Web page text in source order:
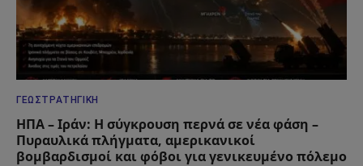
ΓΕΩΣΤΡΑΤΗΓΙΚΉ
ΗΠΑ – Ιράν: Η σύγκρουση περνά σε νέα φάση –
Πυραυλικά πλήγματα, αμερικανικοί
βομβαρδισμοί και φόβοι για γενικευμένο πόλεμο